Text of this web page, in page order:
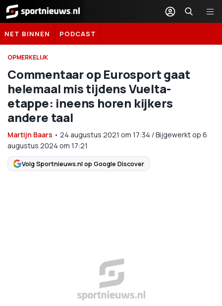
Sportnieuws.nl
NET BINNEN PODCAST
OPMERKELIJK
Commentaar op Eurosport gaat
helemaal mis tijdens Vuelta-
etappe: ineens horen kijkers
andere taal
Martijn Baars • 24 augustus 2021 om 17:34 /Bijgewerkt op 6
augustus 2024 om 17:21
Volg Sportnieuws.nl op Google Discover